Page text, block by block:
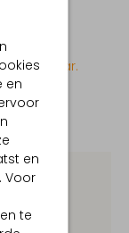
en
en
Voor
te